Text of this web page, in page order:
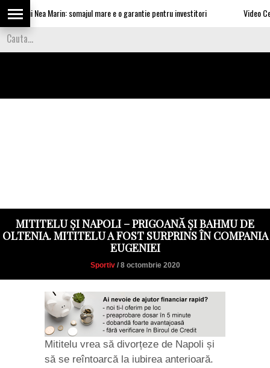
lui Nea Marin: somajul mare e o garantie pentru investitori Video Cea
MITITELU ȘI NAPOLI – PRIGOANĂ ȘI BAHMU DE
OLTENIA. MITITELU A FOST SURPRINS ÎN COMPANIA
EUGENIEI
Sportiv/ 8 octombrie 2020
Mititelu vrea să divorțeze de Napoli și
să se reîntoarcă la iubirea anterioară.